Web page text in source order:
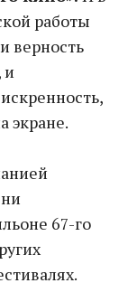
работы
верность
и
экране.
67-го